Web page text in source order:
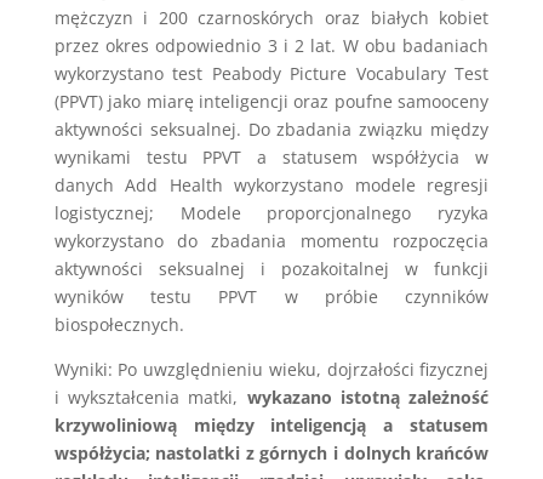
mężczyzn i 200 czarnoskórych oraz białych kobiet
przez okres odpowiednio 3 i 2 lat. W obu badaniach
wykorzystano test Peabody Picture Vocabulary Test
(PPVT) jako miarę inteligencji oraz poufne samooceny
aktywności seksualnej. Do zbadania związku między
wynikami testu PPVT a statusem współżycia w
danych Add Health wykorzystano modele regresji
logistycznej; Modele proporcjonalnego ryzyka
wykorzystano do zbadania momentu rozpoczęcia
aktywności seksualnej i pozakoitalnej w funkcji
wyników testu PPVT w próbie czynników
biospołecznych.
Wyniki: Po uwzględnieniu wieku, dojrzałości fizycznej
i wykształcenia matki, wykazano istotną zależność
krzywoliniową między inteligencją a statusem
współżycia; nastolatki z górnych i dolnych krańców